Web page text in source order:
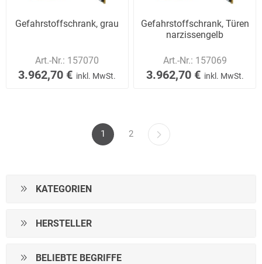
Gefahrstoffschrank, grau
Art.-Nr.: 157070
3.962,70 € inkl. MwSt.
Gefahrstoffschrank, Türen
narzissengelb
Art.-Nr.: 157069
3.962,70 € inkl. MwSt.
1 2
KATEGORIEN
HERSTELLER
BELIEBTE BEGRIFFE